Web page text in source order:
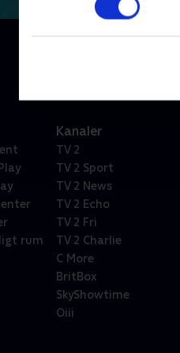
rum
Kanaler
TV 2
TV 2 Sport
TV 2 News
TV 2 Echo
TV 2 Fri
TV 2 Charlie
C More
BritBox
SkyShowtime
Oiii